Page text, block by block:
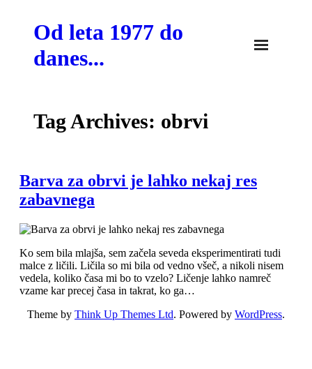
content
Od leta 1977 do
danes...
Tag Archives: obrvi
Barva za obrvi je lahko nekaj res
zabavnega
Ko sem bila mlajša, sem začela seveda eksperimentirati tudi
malce z ličili. Ličila so mi bila od vedno všeč, a nikoli nisem
vedela, koliko časa mi bo to vzelo? Ličenje lahko namreč
vzame kar precej časa in takrat, ko ga…
Theme by Think Up Themes Ltd. Powered by WordPress.